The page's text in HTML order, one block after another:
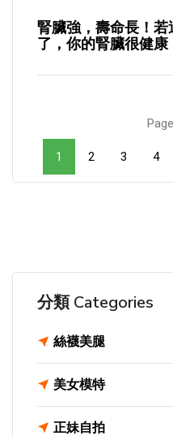
腎臟強，壽命長！
了，你的腎臟很健康
1 2 3 4
分類 Categories
絲襪美腿
美女模特
正妹自拍